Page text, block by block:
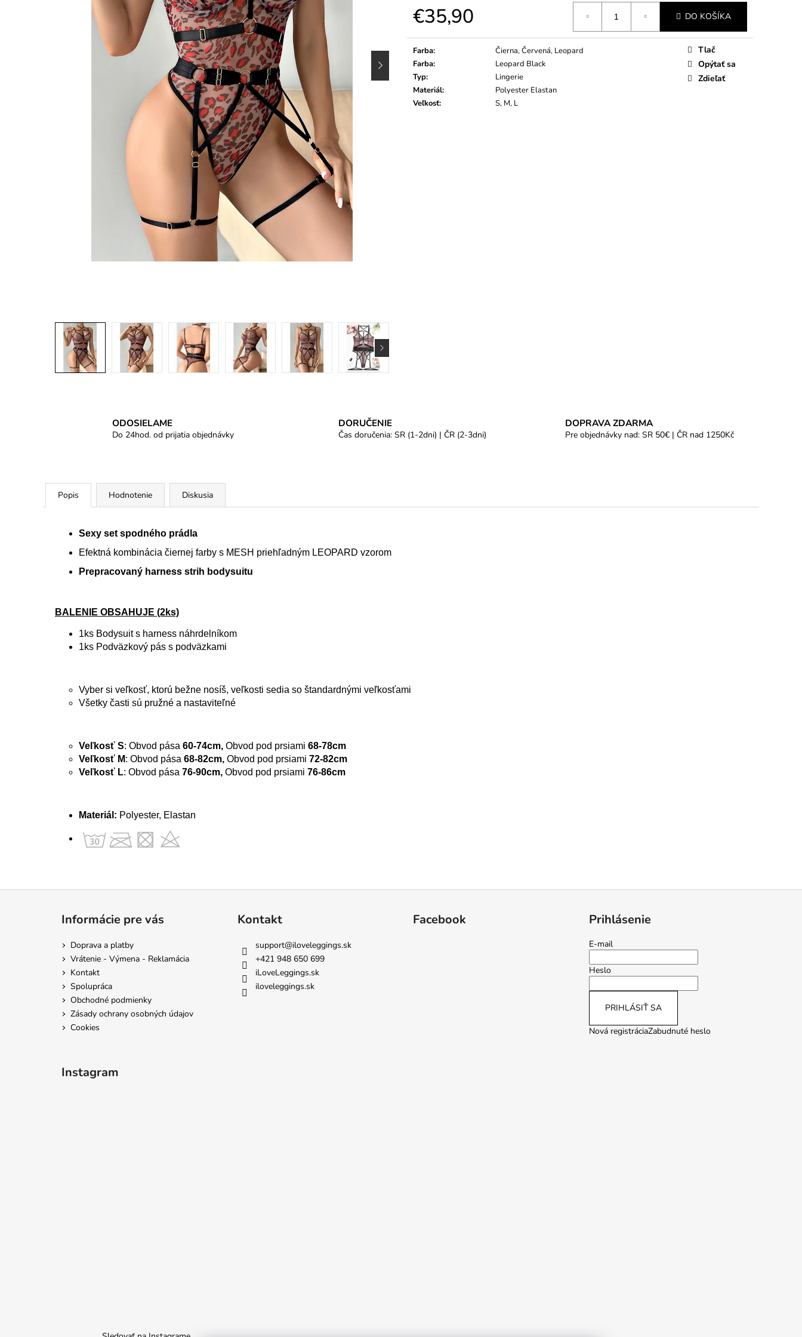
€35,90 DO KOŠÍKA
Farba:
Čierna, Červená, Leopard
Farba:
Leopard Black
Typ:
Lingerie
Materiál:
Polyester Elastan
Veľkosť: S, M, L
Tlač
Opýtať sa
Zdieľať
ODOSIELAME
Do 24hod. od prijatia objednávky
DORUČENIE
Čas doručenia: SR (1-2dni) | ČR (2-3dni)
DOPRAVA ZDARMA
Pre objednávky nad: SR 50€ | ČR nad 1250Kč
Popis Hodnotenie Diskusia
Sexy set spodného prádla
Efektná kombinácia čiernej farby s MESH priehľadným LEOPARD vzorom
Prepracovaný harness strih bodysuitu
BALENIE OBSAHUJE (2ks)
1ks Bodysuit s harness náhrdelníkom
1ks Podväzkový pás s podväzkami
Vyber si veľkosť, ktorú bežne nosíš, veľkosti sedia so štandardnými veľkosťami
Všetky časti sú pružné a nastaviteľné
Veľkosť S: Obvod pása 60-74cm, Obvod pod prsiami 68-78cm
Veľkosť M: Obvod pása 68-82cm, Obvod pod prsiami 72-82cm
Veľkosť L: Obvod pása 76-90cm, Obvod pod prsiami 76-86cm
Materiál: Polyester, Elastan
Informácie pre vás
Doprava a platby
Vrátenie - Výmena - Reklamácia
Kontakt
Spolupráca
Obchodné podmienky
Zásady ochrany osobných údajov
Cookies
Kontakt
support@iloveleggings.sk
+421 948 650 699
iLoveLeggings.sk
iloveleggings.sk
Facebook Prihlásenie
E-mail
Heslo
PRIHLÁSIŤ SA
Nová registráciaZabudnuté heslo
Instagram